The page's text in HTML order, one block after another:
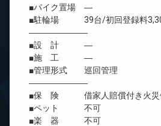
■バイク置場 ―
■駐輪場 39台/初回登録料
―――――――
■設 計 ―
■施 工 ―
■管理形式 巡回管理
―――――――
■保 険 借家人賠償付き火災
■ペット 不可
■楽 器 不可